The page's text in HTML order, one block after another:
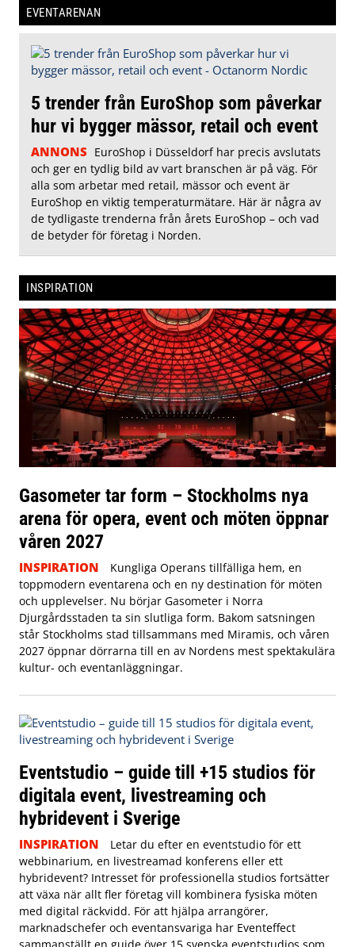
EVENTARENAN
5 trender från EuroShop som påverkar
hur vi bygger mässor, retail och event
ANNONS EuroShop i Düsseldorf har precis avslutats
och ger en tydlig bild av vart branschen är på väg. För
alla som arbetar med retail, mässor och event är
EuroShop en viktig temperaturmätare. Här är några av
de tydligaste trenderna från årets EuroShop – och vad
de betyder för företag i Norden.
INSPIRATION
Gasometer tar form – Stockholms nya
arena för opera, event och möten öppnar
våren 2027
INSPIRATION
Kungliga Operans tillfälliga hem, en
toppmodern eventarena och en ny destination för möten
och upplevelser. Nu börjar Gasometer i Norra
Djurgårdsstaden ta sin slutliga form. Bakom satsningen
står Stockholms stad tillsammans med Miramis, och våren
2027 öppnar dörrarna till en av Nordens mest spektakulära
kultur- och eventanläggningar.
Eventstudio – guide till +15 studios för
digitala event, livestreaming och
hybridevent i Sverige
INSPIRATION
Letar du efter en eventstudio för ett
webbinarium, en livestreamad konferens eller ett
hybridevent? Intresset för professionella studios fortsätter
att växa när allt fler företag vill kombinera fysiska möten
med digital räckvidd. För att hjälpa arrangörer,
marknadschefer och eventansvariga har Eventeffect